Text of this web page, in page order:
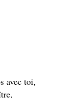
avec toi,